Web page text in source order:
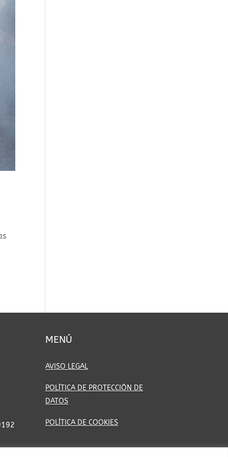
MENÚ
AVISO LEGAL
POLÍTICA DE PROTECCIÓN DE
DATOS
POLÍTICA DE COOKIES